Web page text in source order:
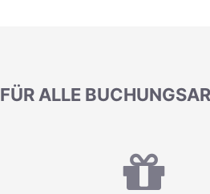
FÜR ALLE